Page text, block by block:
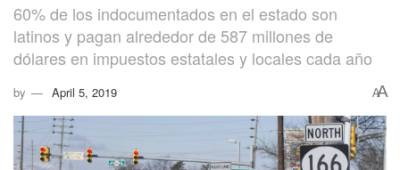
60% de los indocumentados en el estado son
latinos y pagan alrededor de 587 millones de
dólares en impuestos estatales y locales cada año
by April 5, 2019 AA